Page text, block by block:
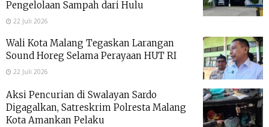
Pengelolaan Sampah dari Hulu
22 Juli 2026
Wali Kota Malang Tegaskan Larangan
Sound Horeg Selama Perayaan HUT RI
22 Juli 2026
Aksi Pencurian di Swalayan Sardo
Digagalkan, Satreskrim Polresta Malang
Kota Amankan Pelaku